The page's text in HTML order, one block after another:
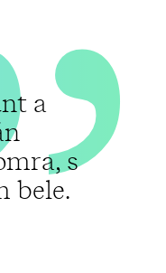
a
s
bele.